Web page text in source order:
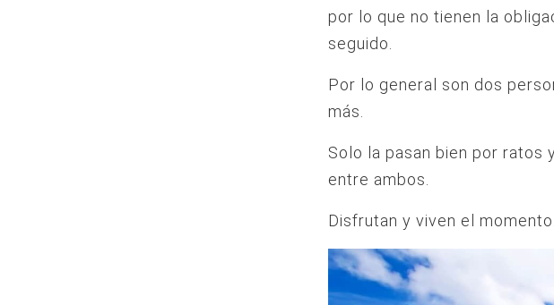
por lo que no tienen la
seguido.
Por lo general son dos
más.
Solo la pasan bien por ratos
entre ambos.
Disfrutan y viven el momento.